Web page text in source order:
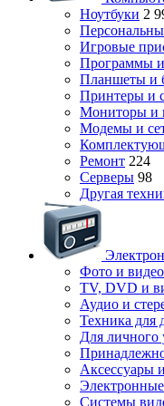
Ноутбуки 2
Игровые
Программы
Планшеты и
Принтеры и
Мониторы и
Модемы и
Ремонт 224
Серверы 98
Другая
Фото и
TV, DVD и
Аудио и
Техника для
Для личного
Аксессуары
Системы